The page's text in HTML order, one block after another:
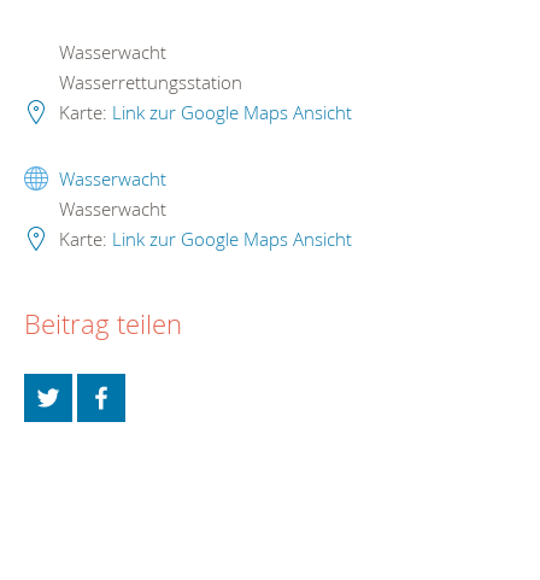
Wasserwacht
Wasserrettungsstation
Karte: Link zur Google Maps Ansicht
Wasserwacht
Wasserwacht
Karte: Link zur Google Maps Ansicht
Beitrag teilen